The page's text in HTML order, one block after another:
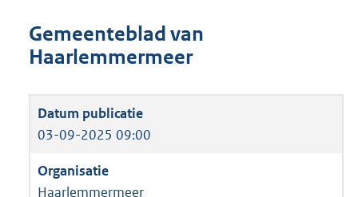
Gemeenteblad van
Haarlemmermeer
03-09-2025 09:00
Haarlemmermeer